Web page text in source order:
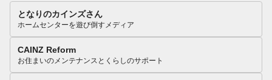
となりのカインズさん
ホームセンターを遊び倒すメディア
CAINZ Reform
お住まいのメンテナンスとくらしのサポート